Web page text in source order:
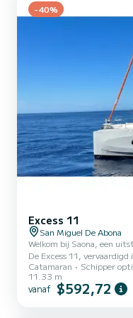
-40%
Excess 11
San Miguel De Abona
Welkom bij Saona, een
De Excess 11,
ankerplaatsen in San Miguel De Abona.
met alle comfort en een
lengte van 11 meter is dit
Catamaran Schipper
11.33 m
vanaf $592,72